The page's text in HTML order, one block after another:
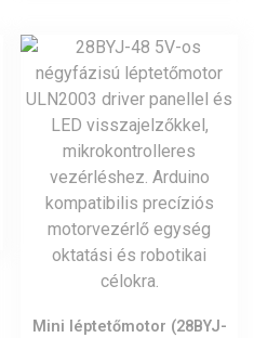
Mini léptetőmotor (28BYJ-